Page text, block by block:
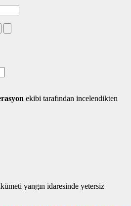
ekibi tarafından incelendikten
yangın idaresinde yetersiz